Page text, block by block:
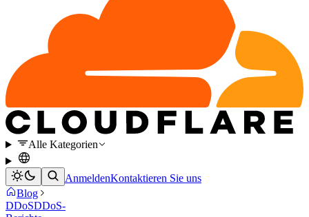
Alle Kategorien
AnmeldenKontaktieren Sie uns
Blog
DDoSDDoS-